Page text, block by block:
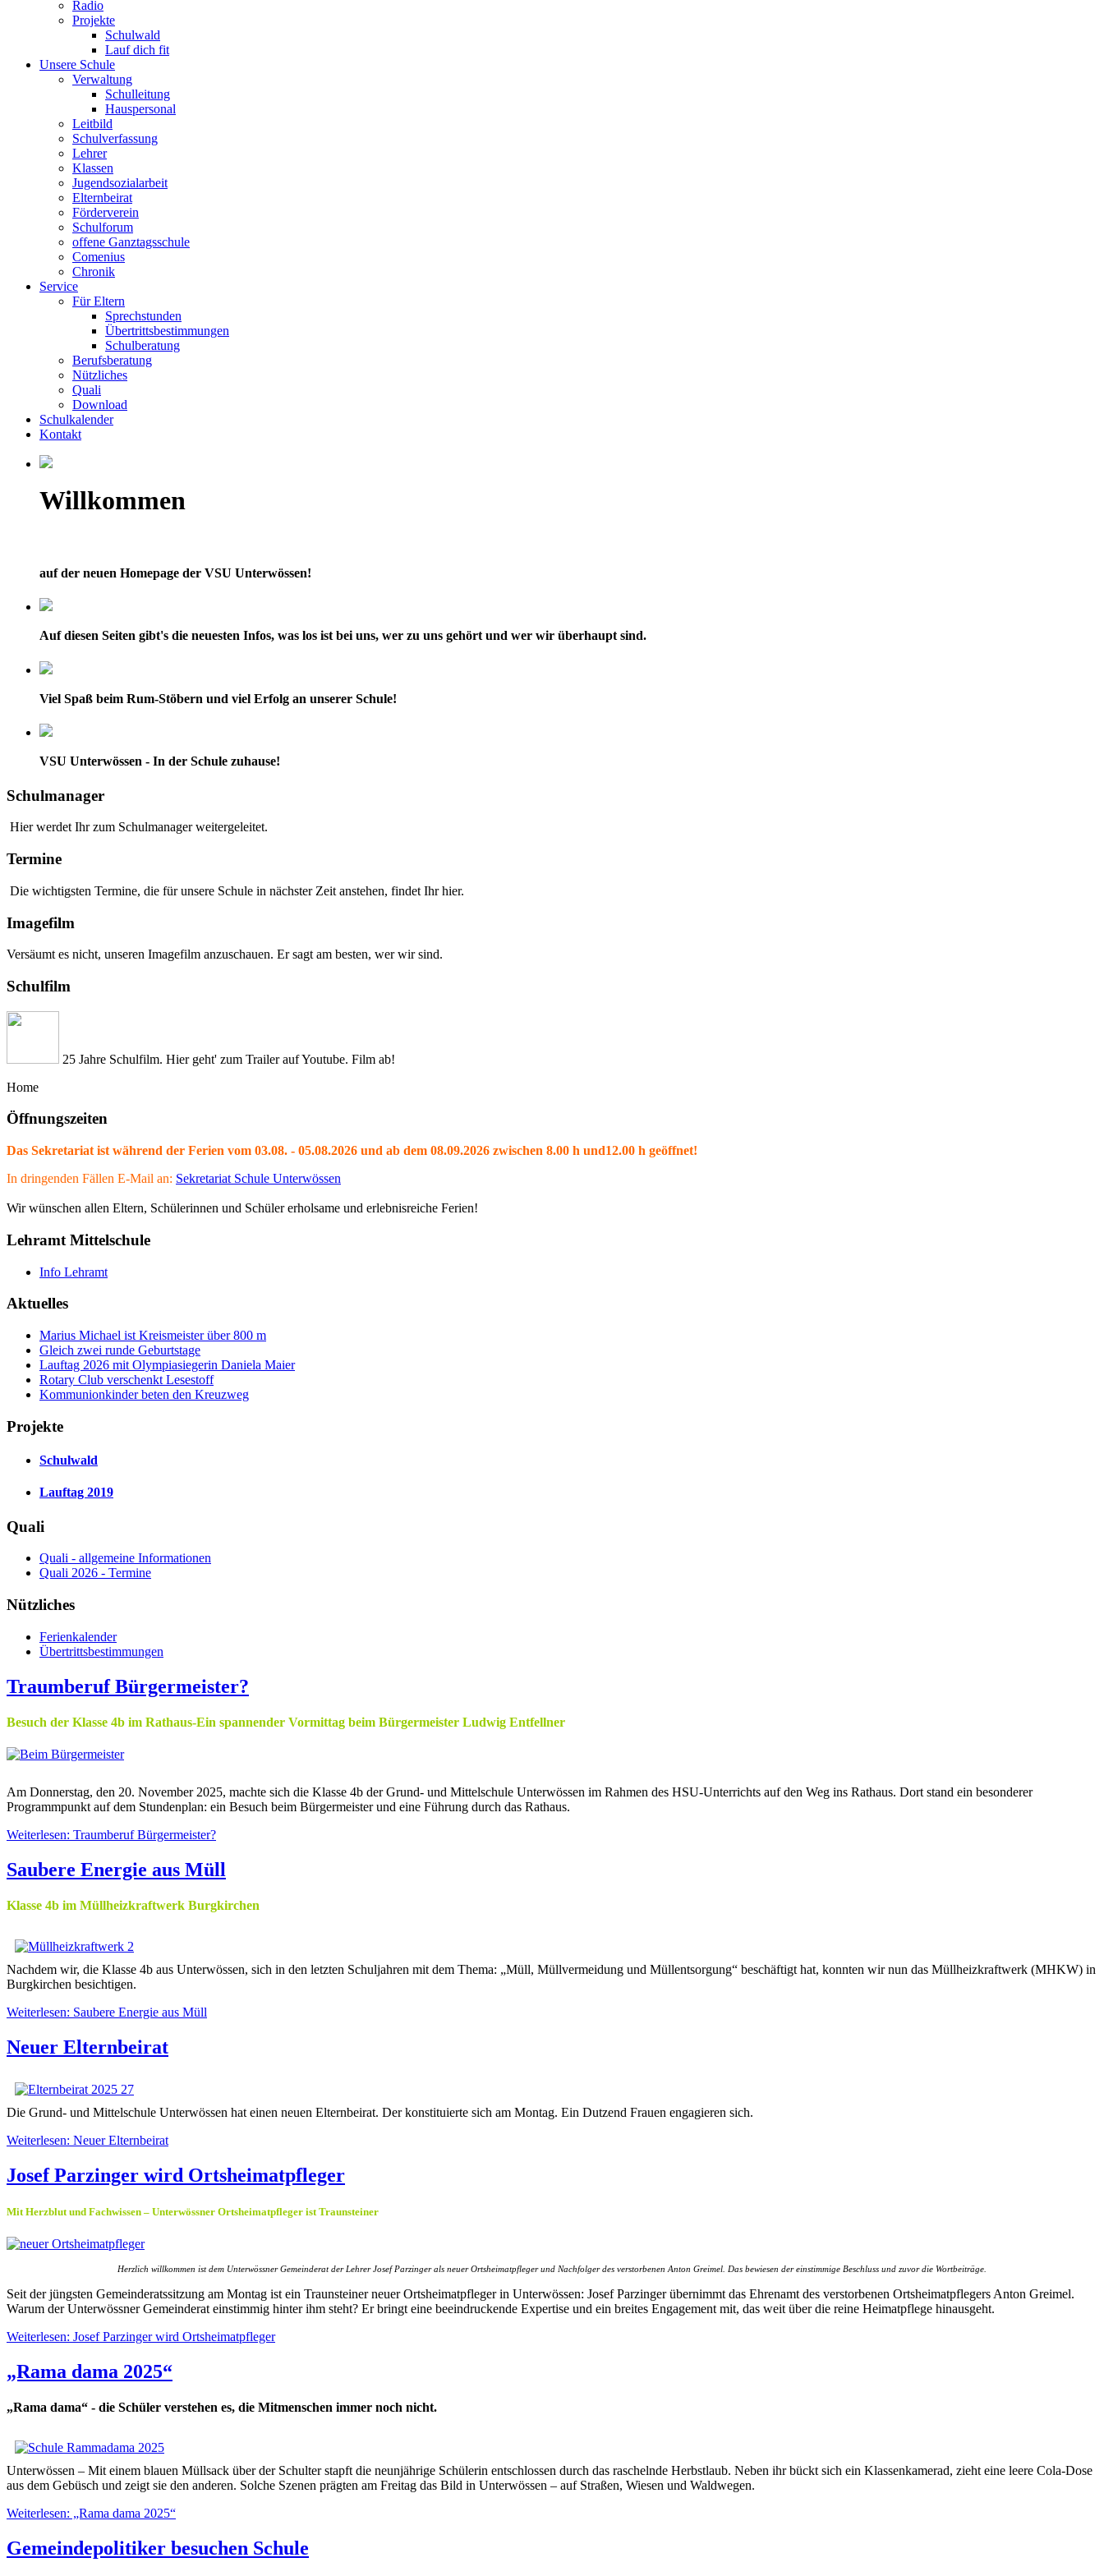
Radio
Projekte
Schulwald
Lauf dich fit
Unsere Schule
Verwaltung
Schulleitung
Hauspersonal
Leitbild
Schulverfassung
Lehrer
Klassen
Jugendsozialarbeit
Elternbeirat
Förderverein
Schulforum
offene Ganztagsschule
Comenius
Chronik
Service
Für Eltern
Sprechstunden
Übertrittsbestimmungen
Schulberatung
Berufsberatung
Nützliches
Quali
Download
Schulkalender
Kontakt
Willkommen
auf der neuen Homepage der VSU Unterwössen!
Auf diesen Seiten gibt's die neuesten Infos, was los ist bei uns, wer zu uns gehört und wer wir überhaupt sind.
Viel Spaß beim Rum-Stöbern und viel Erfolg an unserer Schule!
VSU Unterwössen - In der Schule zuhause!
Schulmanager
Hier werdet Ihr zum Schulmanager weitergeleitet.
Termine
Die wichtigsten Termine, die für unsere Schule in nächster Zeit anstehen, findet Ihr hier.
Imagefilm
Versäumt es nicht, unseren Imagefilm anzuschauen. Er sagt am besten, wer wir sind.
Schulfilm
25 Jahre Schulfilm. Hier geht' zum Trailer auf Youtube. Film ab!
Home
Öffnungszeiten
Das Sekretariat ist während der Ferien vom 03.08. - 05.08.2026 und ab dem 08.09.2026 zwischen 8.00 h und12.00 h geöffnet!
In dringenden Fällen E-Mail an: Sekretariat Schule Unterwössen
Wir wünschen allen Eltern, Schülerinnen und Schüler erholsame und erlebnisreiche Ferien!
Lehramt Mittelschule
Info Lehramt
Aktuelles
Marius Michael ist Kreismeister über 800 m
Gleich zwei runde Geburtstage
Lauftag 2026 mit Olympiasiegerin Daniela Maier
Rotary Club verschenkt Lesestoff
Kommunionkinder beten den Kreuzweg
Projekte
Schulwald
Lauftag 2019
Quali
Quali - allgemeine Informationen
Quali 2026 - Termine
Nützliches
Ferienkalender
Übertrittsbestimmungen
Traumberuf Bürgermeister?
Besuch der Klasse 4b im Rathaus-Ein spannender Vormittag beim Bürgermeister Ludwig Entfellner
Am Donnerstag, den 20. November 2025, machte sich die Klasse 4b der Grund- und Mittelschule Unterwössen im Rahmen des HSU-Unterrichts auf den Weg ins Rathaus. Dort stand ein besonderer
Programmpunkt auf dem Stundenplan: ein Besuch beim Bürgermeister und eine Führung durch das Rathaus.
Weiterlesen: Traumberuf Bürgermeister?
Saubere Energie aus Müll
Klasse 4b im Müllheizkraftwerk Burgkirchen
Nachdem wir, die Klasse 4b aus Unterwössen, sich in den letzten Schuljahren mit dem Thema: „Müll, Müllvermeidung und Müllentsorgung“ beschäftigt hat, konnten wir nun das Müllheizkraftwerk (MHKW) in
Burgkirchen besichtigen.
Weiterlesen: Saubere Energie aus Müll
Neuer Elternbeirat
Die Grund- und Mittelschule Unterwössen hat einen neuen Elternbeirat. Der konstituierte sich am Montag. Ein Dutzend Frauen engagieren sich.
Weiterlesen: Neuer Elternbeirat
Josef Parzinger wird Ortsheimatpfleger
Mit Herzblut und Fachwissen – Unterwössner Ortsheimatpfleger ist Traunsteiner
Herzlich willkommen ist dem Unterwössner Gemeinderat der Lehrer Josef Parzinger als neuer Ortsheimatpfleger und Nachfolger des verstorbenen Anton Greimel. Das bewiesen der einstimmige Beschluss und zuvor die Wortbeiträge.
Seit der jüngsten Gemeinderatssitzung am Montag ist ein Traunsteiner neuer Ortsheimatpfleger in Unterwössen: Josef Parzinger übernimmt das Ehrenamt des verstorbenen Ortsheimatpflegers Anton Greimel.
Warum der Unterwössner Gemeinderat einstimmig hinter ihm steht? Er bringt eine beeindruckende Expertise und ein breites Engagement mit, das weit über die reine Heimatpflege hinausgeht.
Weiterlesen: Josef Parzinger wird Ortsheimatpfleger
„Rama dama 2025“
„Rama dama“ - die Schüler verstehen es, die Mitmenschen immer noch nicht.
Unterwössen – Mit einem blauen Müllsack über der Schulter stapft die neunjährige Schülerin entschlossen durch das raschelnde Herbstlaub. Neben ihr bückt sich ein Klassenkamerad, zieht eine leere Cola-Dose
aus dem Gebüsch und zeigt sie den anderen. Solche Szenen prägten am Freitag das Bild in Unterwössen – auf Straßen, Wiesen und Waldwegen.
Weiterlesen: „Rama dama 2025“
Gemeindepolitiker besuchen Schule